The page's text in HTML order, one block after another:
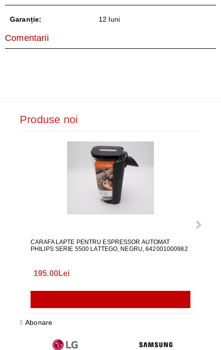
Garanție: 12 luni
Comentarii
Produse noi
CARAFA LAPTE PENTRU ESPRESSOR AUTOMAT
PHILIPS SERIE 5500 LATTEGO, NEGRU, 642001000982
195.00Lei
Abonare